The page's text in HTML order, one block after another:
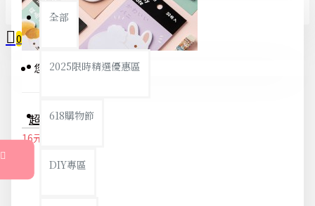
全部
2025限時精選優惠區
618購物節
DIY專區
0
您的購物車內沒有商品！
超萌動物屁屁系列N次貼 留言貼 便利貼 文具 加厚造型便簽
16元